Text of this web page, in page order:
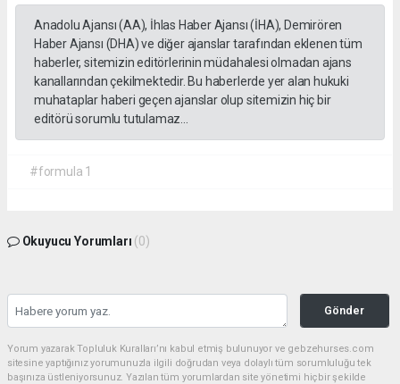
Anadolu Ajansı (AA), İhlas Haber Ajansı (İHA), Demirören
Haber Ajansı (DHA) ve diğer ajanslar tarafından eklenen tüm
haberler, sitemizin editörlerinin müdahalesi olmadan ajans
kanallarından çekilmektedir. Bu haberlerde yer alan hukuki
muhataplar haberi geçen ajanslar olup sitemizin hiç bir
editörü sorumlu tutulamaz...
#formula 1
Okuyucu Yorumları (0)
Gönder
Yorum yazarak Topluluk Kuralları’nı kabul etmiş bulunuyor ve gebzehurses.com
sitesine yaptığınız yorumunuzla ilgili doğrudan veya dolaylı tüm sorumluluğu tek
başınıza üstleniyorsunuz. Yazılan tüm yorumlardan site yönetimi hiçbir şekilde